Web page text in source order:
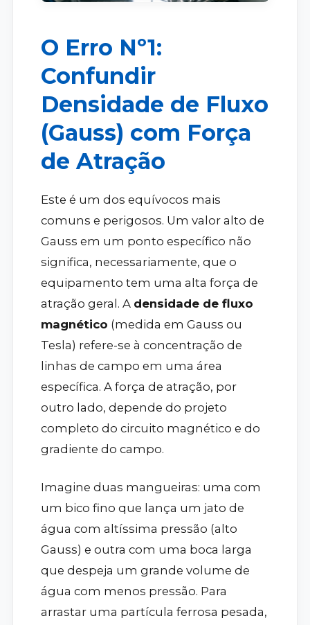
O Erro Nº1:
Confundir
Densidade de Fluxo
(Gauss) com Força
de Atração
Este é um dos equívocos mais
comuns e perigosos. Um valor alto de
Gauss em um ponto específico não
significa, necessariamente, que o
equipamento tem uma alta força de
atração geral. A densidade de fluxo
magnético (medida em Gauss ou
Tesla) refere-se à concentração de
linhas de campo em uma área
específica. A força de atração, por
outro lado, depende do projeto
completo do circuito magnético e do
gradiente do campo.
Imagine duas mangueiras: uma com
um bico fino que lança um jato de
água com altíssima pressão (alto
Gauss) e outra com uma boca larga
que despeja um grande volume de
água com menos pressão. Para
arrastar uma partícula ferrosa pesada,